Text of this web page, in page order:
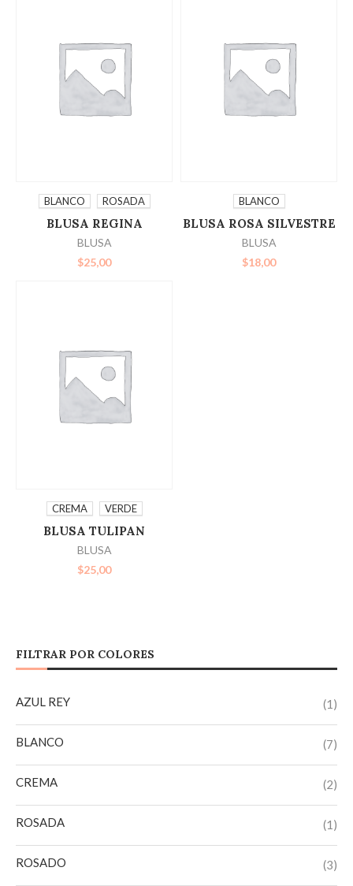
SELECCIONAR
OPCIONES
BLANCO ROSADA
BLUSA REGINA
BLUSA
$25,00
SELECCIONAR
OPCIONES
BLANCO
BLUSA ROSA SILVESTRE
BLUSA
$18,00
SELECCIONAR
OPCIONES
CREMA VERDE
BLUSA TULIPAN
BLUSA
$25,00
FILTRAR POR COLORES
AZUL REY (1)
BLANCO (7)
CREMA (2)
ROSADA (1)
ROSADO (3)